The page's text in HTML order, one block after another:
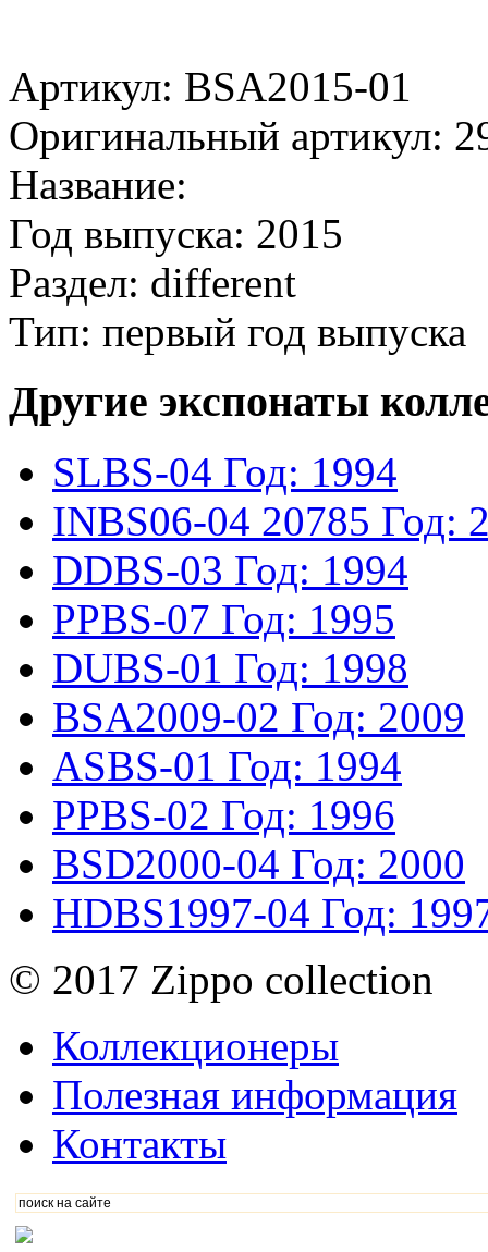
Артикул: BSA2015-01
Оригинальный артикул:
Название:
Год выпуска: 2015
Раздел: different
Тип: первый год выпуска
Другие экспонаты
SLBS-04 Год: 1994
INBS06-04 20785 Год:
DDBS-03 Год: 1994
PPBS-07 Год: 1995
DUBS-01 Год: 1998
BSA2009-02 Год: 2009
ASBS-01 Год: 1994
PPBS-02 Год: 1996
BSD2000-04 Год: 2000
HDBS1997-04 Год:
© 2017 Zippo collection
Коллекционеры
Полезная информация
Контакты